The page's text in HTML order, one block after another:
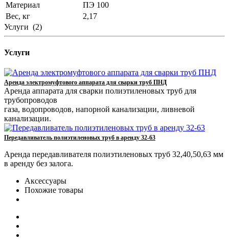
Материал
ПЭ 100
Вес, кг
2,17
Услуги (2)
Услуги
Аренда электромуфтового аппарата для сварки труб ПНД
Аренда аппарата для сварки полиэтиленовых труб для
трубопроводов
газа, водопроводов, напорной канализации, ливневой
канализации.
Передавливатель полиэтиленовых труб в аренду 32-63
Аренда передавливателя полиэтиленовых труб 32,40,50,63 мм
в аренду без залога.
Аксессуары
Похожие товары